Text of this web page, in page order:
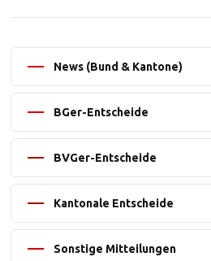
News (Bund & Kantone)
BGer-Entscheide
BVGer-Entscheide
Kantonale Entscheide
Sonstige Mitteilungen